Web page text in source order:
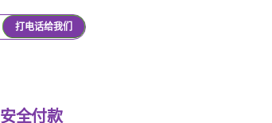
打电话给我们
安全付款